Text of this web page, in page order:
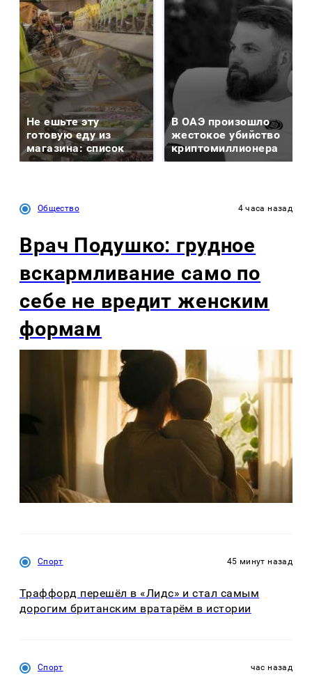
Не ешьте эту
готовую еду из
магазина: список
В ОАЭ произошло
жестокое убийство
криптомиллионера
Общество 4 часа назад
Врач Подушко: грудное
вскармливание само по
себе не вредит женским
формам
Спорт 45 минут назад
Траффорд перешёл в «Лидс» и стал самым
дорогим британским вратарём в истории
Спорт час назад